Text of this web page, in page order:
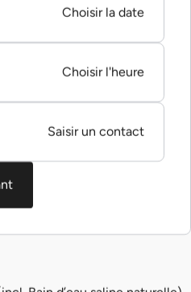
Choisir la date
Choisir l'heure
Saisir un contact